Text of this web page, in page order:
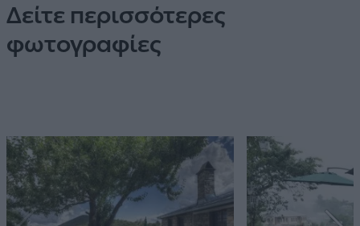
Δείτε περισσότερες
φωτογραφίες